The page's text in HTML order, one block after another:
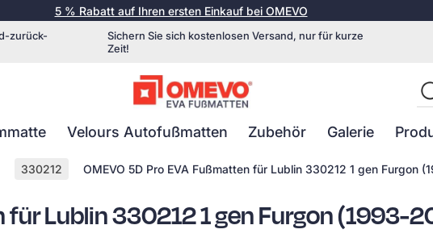
5 % Rabatt auf Ihren ersten Einkauf bei OMEVO
zurück-
Sichern Sie sich kostenlosen Versand, nur für kurze
Zeit!
Velours Autofußmatten Zubehör Galerie
330212 OMEVO 5D Pro EVA Fußmatten für Lublin 330212 1 gen Furgon
für Lublin 330212 1 gen Furgon (1993-